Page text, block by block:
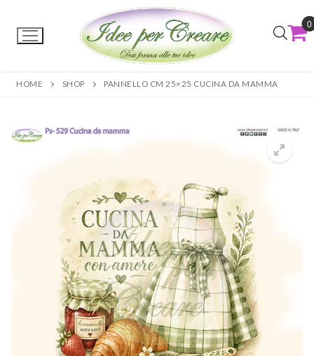
0
HOME SHOP PANNELLO CM 25×25 CUCINA DA MAMMA